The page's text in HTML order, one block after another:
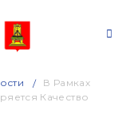
В Рамках
Качество